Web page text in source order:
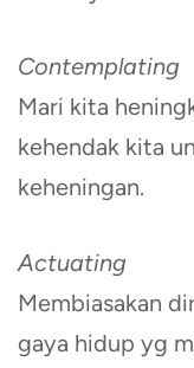
Contemplating
Mari kita
kehendak kita
keheningan.
Actuating
Membiasakan
gaya hidup yg